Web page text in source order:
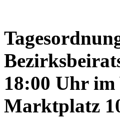
18:00 Uhr
Marktplatz